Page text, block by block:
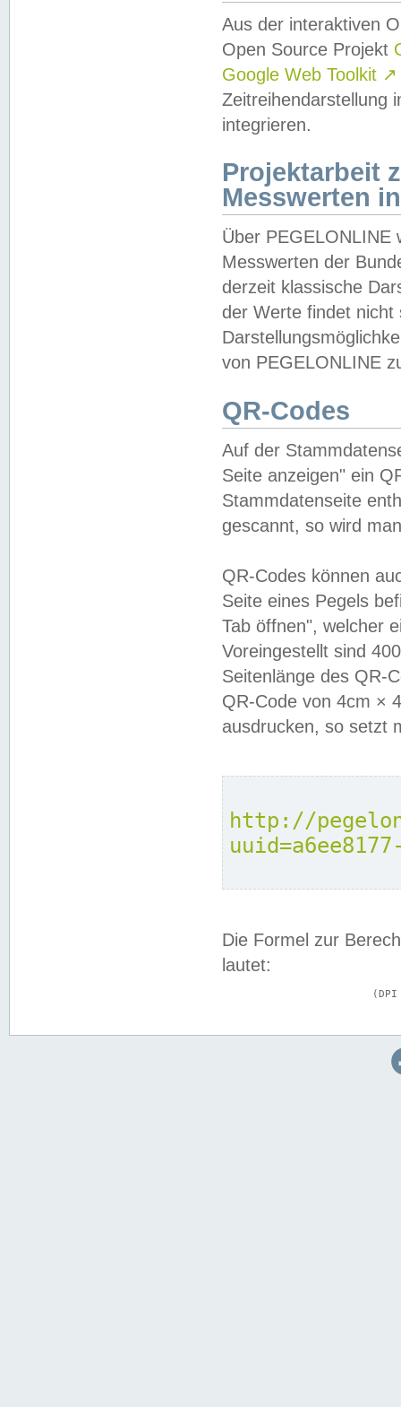
Aus der interaktiven
Open Source Projekt
Google Web Toolkit ↗
Zeitreihendarstellung
integrieren.
Projektarbeit
Messwerten
Über PEGELONLINE
Messwerten der
derzeit klassische
der Werte findet
von PEGELONLINE
QR-Codes
Auf der
Seite anzeigen" ein
Stammdatenseite
gescannt, so wird
QR-Codes können
Seite eines Pegels
Tab öffnen", welcher
Voreingestellt sind
Seitenlänge des QR-
QR-Code von 4cm ×
ausdrucken, so setzt
http://
Die Formel zur
lautet: